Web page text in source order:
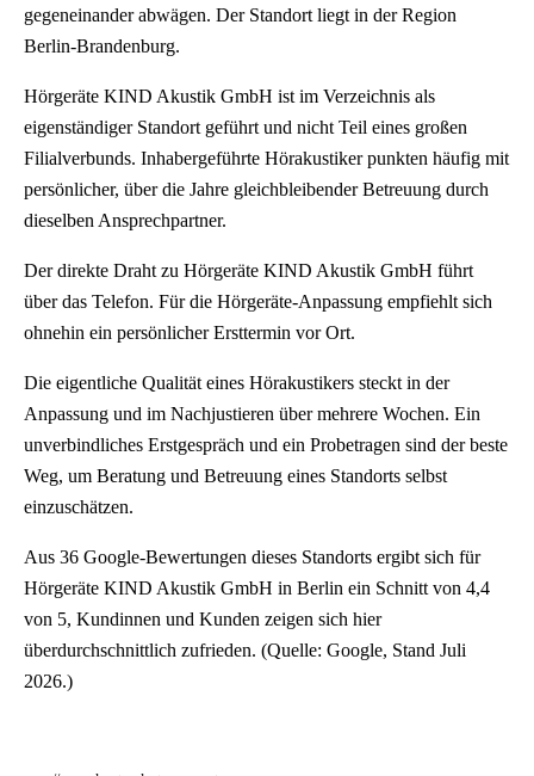
gegeneinander abwägen. Der Standort liegt in der Region
Berlin-Brandenburg.
Hörgeräte KIND Akustik GmbH ist im Verzeichnis als
eigenständiger Standort geführt und nicht Teil eines großen
Filialverbunds. Inhabergeführte Hörakustiker punkten häufig mit
persönlicher, über die Jahre gleichbleibender Betreuung durch
dieselben Ansprechpartner.
Der direkte Draht zu Hörgeräte KIND Akustik GmbH führt
über das Telefon. Für die Hörgeräte-Anpassung empfiehlt sich
ohnehin ein persönlicher Ersttermin vor Ort.
Die eigentliche Qualität eines Hörakustikers steckt in der
Anpassung und im Nachjustieren über mehrere Wochen. Ein
unverbindliches Erstgespräch und ein Probetragen sind der beste
Weg, um Beratung und Betreuung eines Standorts selbst
einzuschätzen.
Aus 36 Google-Bewertungen dieses Standorts ergibt sich für
Hörgeräte KIND Akustik GmbH in Berlin ein Schnitt von 4,4
von 5, Kundinnen und Kunden zeigen sich hier
überdurchschnittlich zufrieden. (Quelle: Google, Stand Juli
2026.)